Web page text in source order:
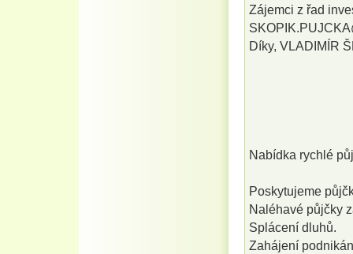
Zájemci z řad
Díky, VLADIMÍR
Nabídka rychlé
Poskytujeme
Naléhavé půjčky
Splácení dluhů.
Zahájení